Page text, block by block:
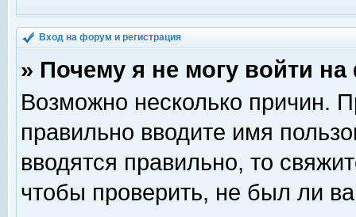
Вход на форум и регистрация
» Почему я не могу войти
Возможно несколько причин.
правильно вводите имя
вводятся правильно, то
чтобы проверить, не был ли